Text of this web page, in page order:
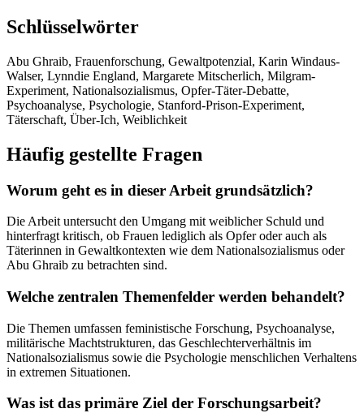
Schlüsselwörter
Abu Ghraib, Frauenforschung, Gewaltpotenzial, Karin Windaus-
Walser, Lynndie England, Margarete Mitscherlich, Milgram-
Experiment, Nationalsozialismus, Opfer-Täter-Debatte,
Psychoanalyse, Psychologie, Stanford-Prison-Experiment,
Täterschaft, Über-Ich, Weiblichkeit
Häufig gestellte Fragen
Worum geht es in dieser Arbeit grundsätzlich?
Die Arbeit untersucht den Umgang mit weiblicher Schuld und
hinterfragt kritisch, ob Frauen lediglich als Opfer oder auch als
Täterinnen in Gewaltkontexten wie dem Nationalsozialismus oder
Abu Ghraib zu betrachten sind.
Welche zentralen Themenfelder werden behandelt?
Die Themen umfassen feministische Forschung, Psychoanalyse,
militärische Machtstrukturen, das Geschlechterverhältnis im
Nationalsozialismus sowie die Psychologie menschlichen Verhaltens
in extremen Situationen.
Was ist das primäre Ziel der Forschungsarbeit?